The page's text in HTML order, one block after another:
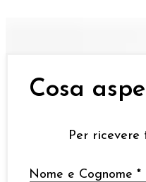
Cosa
Per
Nome e Cognome *